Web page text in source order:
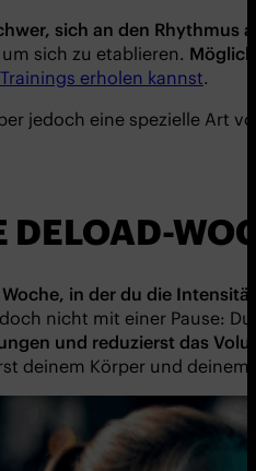
sich an den
sich zu etablieren.
erholen kannst.
jedoch eine spezielle Art
DELOAD-
Woche, in der du die
nicht mit einer Pause:
und reduzierst das
deinem Körper und deinem